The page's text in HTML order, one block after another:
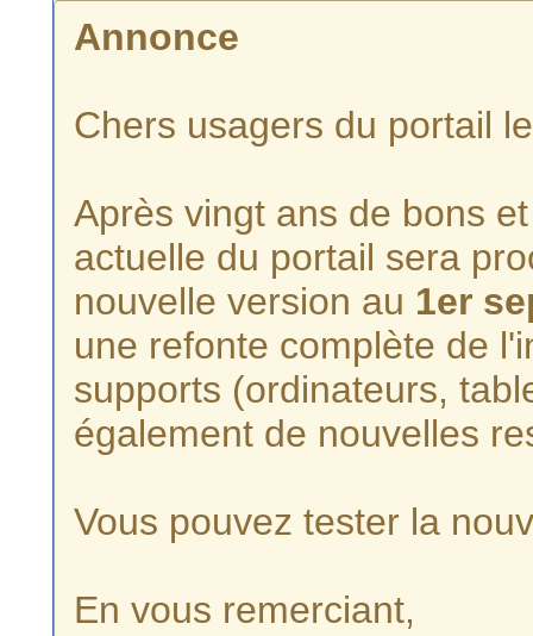
Annonce
Chers usagers du portail
Après vingt ans de bons
actuelle du portail sera
nouvelle version au 1er
une refonte complète de
supports (ordinateurs,
également de nouvelles
Vous pouvez tester la
En vous remerciant,